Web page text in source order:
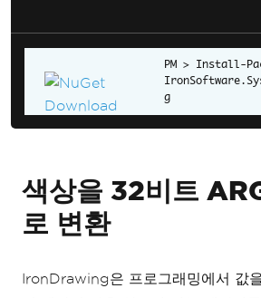
Install-
g
색상을 32비트
로 변환
IronDrawing은 프로그래밍에서 값